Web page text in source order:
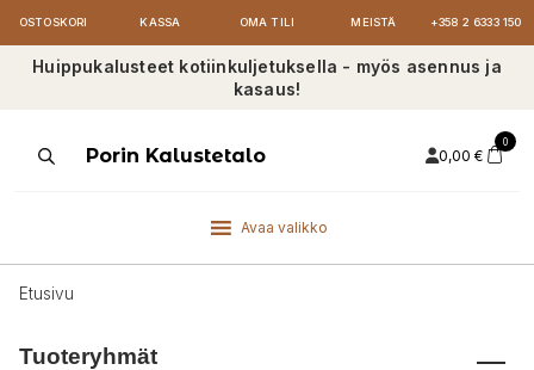
OSTOSKORI KASSA OMA TILI MEISTÄ +358 2 6333 150
Huippukalusteet kotiinkuljetuksella - myös asennus ja
kasaus!
ProductsPorin Kalustetalo 0,00 €
0
Avaa valikko
Etusivu
Tuoteryhmät